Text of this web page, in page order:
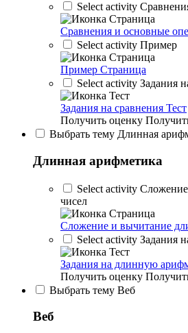
Select activity
Сравнения и основные
Select activity Пример
Пример Страница
Select activity Задания
Задания на сравнения Тест
Получить оценку
Выбрать тему Длинная
Длинная арифметика
Select activity
чисел
Сложение и вычитание
Select activity Задания
Задания на длинную
Получить оценку
Выбрать тему Веб
Веб